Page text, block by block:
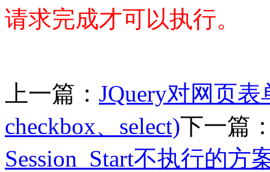
请求完成才可以执行。
上一篇： JQuery对网页
checkbox、select)下一篇
Session_Start不执行的方